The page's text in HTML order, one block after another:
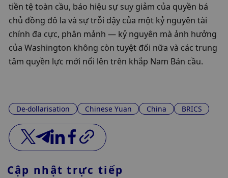
tiền tệ toàn cầu, báo hiệu sự suy giảm của quyền bá
chủ đồng đô la và sự trỗi dậy của một kỷ nguyên tài
chính đa cực, phân mảnh — kỷ nguyên mà ảnh hưởng
của Washington không còn tuyệt đối nữa và các trung
tâm quyền lực mới nổi lên trên khắp Nam Bán cầu.
De-dollarisation Chinese Yuan China BRICS
Cập nhật trực tiếp